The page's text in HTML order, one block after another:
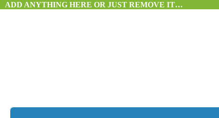
ADD ANYTHING HERE OR JUST REMOVE IT…